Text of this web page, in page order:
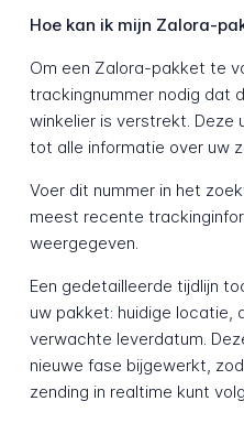
Hoe kan ik mijn Zalora-
Om een Zalora-pakket te
trackingnummer nodig dat
winkelier is verstrekt.
tot alle informatie over uw
Voer dit nummer in het
meest recente
weergegeven.
Een gedetailleerde tijdlijn
uw pakket: huidige locatie,
verwachte leverdatum.
nieuwe fase bijgewerkt,
zending in realtime kunt